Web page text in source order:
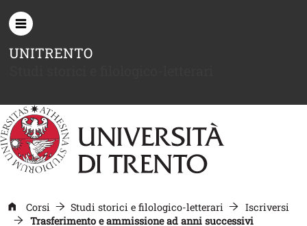
UNITRENTO
Corsi Studi storici e filologico-letterari
Iscriversi
Trasferimento e ammissione ad anni successivi